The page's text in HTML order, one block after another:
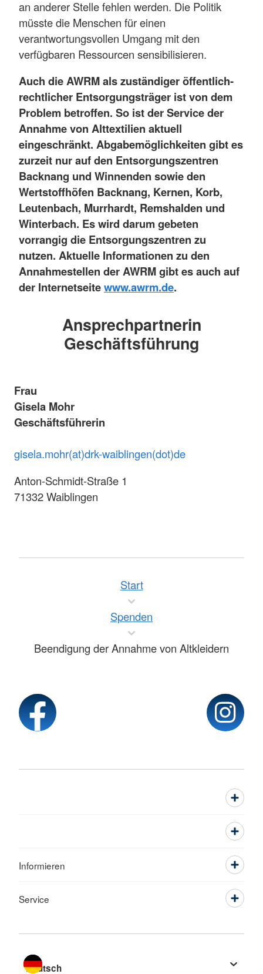
an anderer Stelle fehlen werden. Die Politik
müsste die Menschen für einen
verantwortungsvollen Umgang mit den
verfügbaren Ressourcen sensibilisieren.
Auch die AWRM als zuständiger öffentlich-
rechtlicher Entsorgungsträger ist von dem
Problem betroffen. So ist der Service der
Annahme von Alttextilien aktuell
eingeschränkt. Abgabemöglichkeiten gibt es
zurzeit nur auf den Entsorgungszentren
Backnang und Winnenden sowie den
Wertstoffhöfen Backnang, Kernen, Korb,
Leutenbach, Murrhardt, Remshalden und
Winterbach. Es wird darum gebeten
vorrangig die Entsorgungszentren zu
nutzen. Aktuelle Informationen zu den
Annahmestellen der AWRM gibt es auch auf
der Internetseitewww.awrm.de.
Ansprechpartnerin
Geschäftsführung
Frau
Gisela Mohr
Geschäftsführerin
gisela.mohr(at)drk-waiblingen(dot)de
Anton-Schmidt-Straße 1
71332 Waiblingen
Start
Spenden
Beendigung der Annahme von Altkleidern
Informieren
Service
Sprache wechseln zu